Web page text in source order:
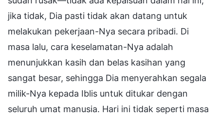
jika tidak, Dia pasti tidak akan datang untuk
melakukan pekerjaan-Nya secara pribadi. Di
masa lalu, cara keselamatan-Nya adalah
menunjukkan kasih dan belas kasihan yang
sangat besar, sehingga Dia menyerahkan segala
milik-Nya kepada Iblis untuk ditukar dengan
seluruh umat manusia. Hari ini tidak seperti masa